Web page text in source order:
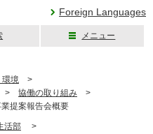
Foreign Languages
メニュー
環境 >
> 協働の取り組み >
提案報告会概要
活部 >